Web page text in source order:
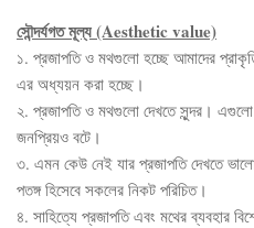
সৌন্দর্যগত মূল্য (Aesthetic value)
১. প্রজাপতি ও মথগুলো হচ্ছে আমাদের
এর অধ্যয়ন করা হচ্ছে।
২. প্রজাপতি ও মথগুলো দেখতে সুন্দর। এগুলো
জনপ্রিয়ও বটে।
৩. এমন কেউ নেই যার প্রজাপতি দেখতে
পতঙ্গ হিসেবে সকলের নিকট পরিচিত।
৪. সাহিত্যে প্রজাপতি এবং মথের ব্যবহার